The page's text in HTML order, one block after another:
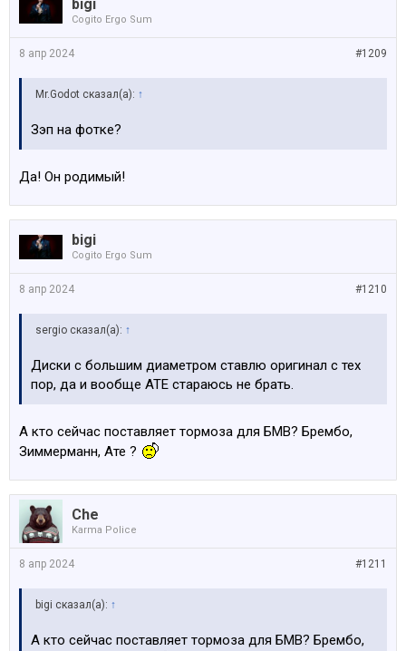
bigi
Cogito Ergo Sum
#1209
8 апр 2024
Mr.Godot сказал(а): ↑
Зэп на фотке?
Да! Он родимый!
bigi
Cogito Ergo Sum
#1210
8 апр 2024
sergio сказал(а): ↑
Диски с большим диаметром ставлю оригинал с тех
пор, да и вообще ATE стараюсь не брать.
А кто сейчас поставляет тормоза для БМВ? Брембо,
Зиммерманн, Ате ?
Che
Karma Police
#1211
8 апр 2024
bigi сказал(а): ↑
А кто сейчас поставляет тормоза для БМВ? Брембо,